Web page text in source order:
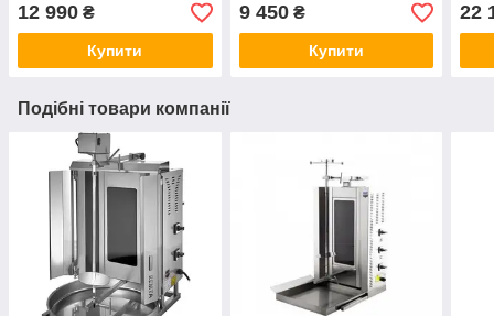
12 990 ₴
Купити
9 450₴
Купити
22
Подібні товари компанії